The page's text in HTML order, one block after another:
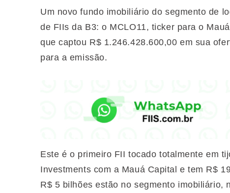
Um novo fundo imobiliário do segmento de
de FIIs da B3: o MCLO11, ticker para o
que captou R$ 1.246.428.600,00 em sua
para a emissão.
Este é o primeiro FII tocado totalmente em
Investments com a Mauá Capital e tem R$
R$ 5 bilhões estão no segmento imobiliário,